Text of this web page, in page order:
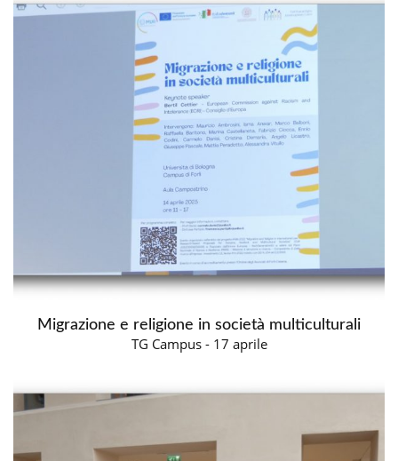
Migrazione e religione in società multiculturali
TG Campus - 17 aprile